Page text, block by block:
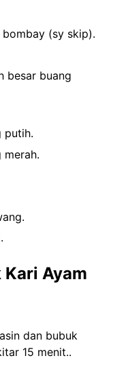
(sy skip).
besar buang
putih.
Kari Ayam
dan bubuk
15 menit..